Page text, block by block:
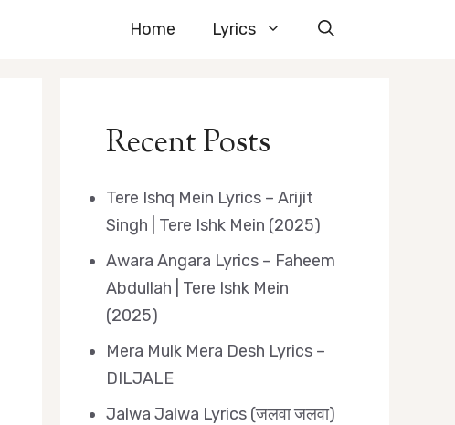
Home Lyrics
Recent Posts
Tere Ishq Mein Lyrics – Arijit
Singh | Tere Ishk Mein (2025)
Awara Angara Lyrics – Faheem
Abdullah | Tere Ishk Mein
(2025)
Mera Mulk Mera Desh Lyrics –
DILJALE
Jalwa Jalwa Lyrics (जलवा जलवा)